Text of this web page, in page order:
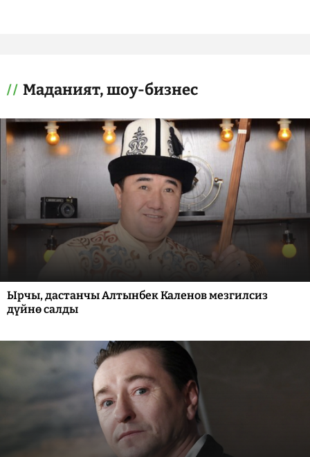
Маданият, шоу-бизнес
Ырчы, дастанчы Алтынбек Каленов мезгилсиз
дүйнө салды